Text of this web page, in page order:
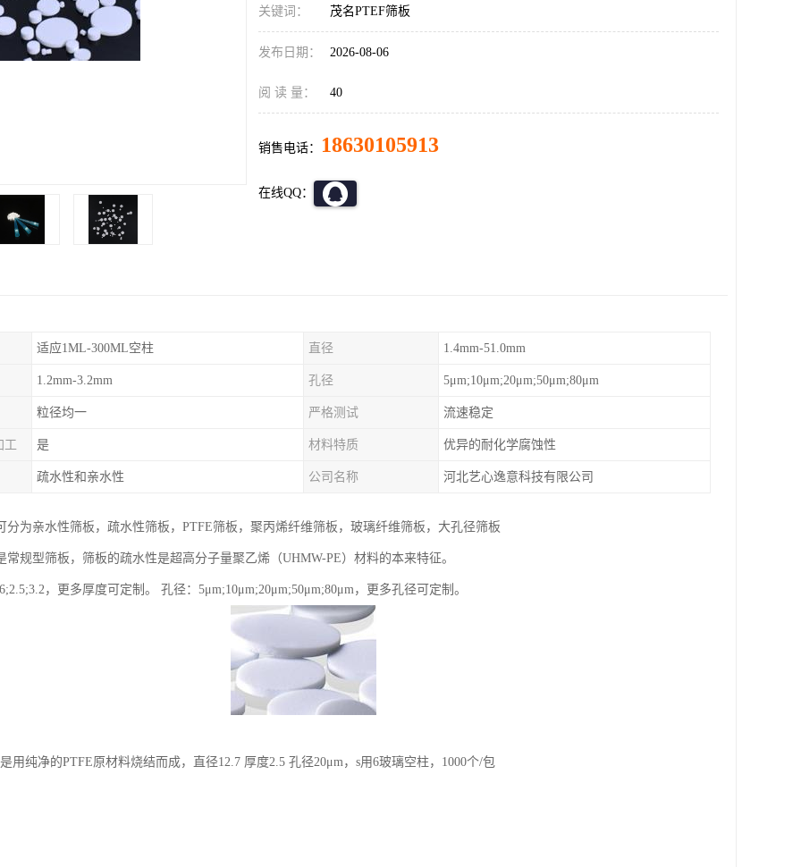
关键词： 茂名PTEF筛板
发布日期： 2026-08-06
阅 读 量： 40
销售电话： 18630105913
在线QQ：
适应1ML-300ML空柱 直径 1.4mm-51.0mm
1.2mm-3.2mm 孔径 5μm;10μm;20μm;50μm;80μm
粒径均一 严格测试 流速稳定
工 是 材料特质 优异的耐化学腐蚀性
疏水性和亲水性 公司名称 河北艺心逸意科技有限公司
分为亲水性筛板，疏水性筛板，PTFE筛板，聚丙烯纤维筛板，玻璃纤维筛板，大孔径筛板
常规型筛板，筛板的疏水性是超高分子量聚乙烯（UHMW-PE）材料的本来特征。
，更多厚度可定制。 孔径：5μm;10μm;20μm;50μm;80μm，更多孔径可定制。
用纯净的PTFE原材料烧结而成，直径12.7 厚度2.5 孔径20μm，s用6玻璃空柱，1000个/包